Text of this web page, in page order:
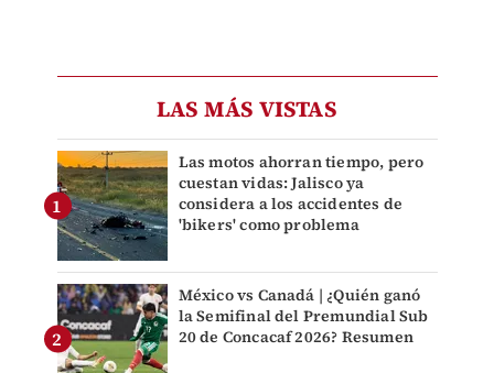
LAS MÁS VISTAS
Las motos ahorran tiempo, pero
cuestan vidas: Jalisco ya
considera a los accidentes de
'bikers' como problema
México vs Canadá | ¿Quién ganó
la Semifinal del Premundial Sub
20 de Concacaf 2026? Resumen